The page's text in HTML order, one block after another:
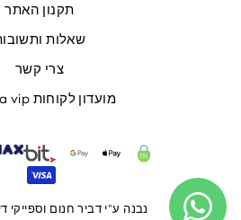
תקנון האתר
שאלות
צרי קשר
מועדון לקוחות ayoola vip
נבנה ע"י דביר חנום וספייקי